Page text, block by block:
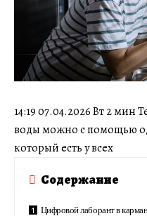
14:19 07.04.2026 Вт 2 мин
воды можно с помощью
который есть у всех
Содержание
Цифровой лаборант в